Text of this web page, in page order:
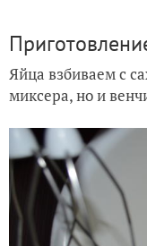
Яйца взбиваем с
миксера, но и